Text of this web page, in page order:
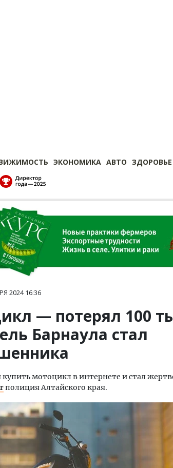
ЭКОНОМИКА АВТО ЗДОРОВЬЕ
202416:36
— потерял 100
Барнаула стал
мотоцикл в интернете и стал
полиция Алтайского края.